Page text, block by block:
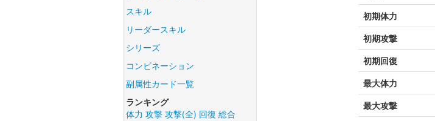
スキル
リーダースキル
シリーズ
コンビネーション
副属性カード一覧
ランキング
体力 攻撃 攻撃(全) 回復 総合
初期体力
初期攻撃
初期回復
最大体力
最大攻撃